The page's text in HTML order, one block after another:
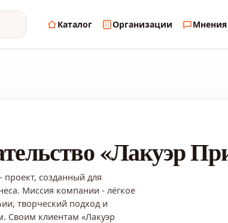
Каталог Организации Мнения
«Лакуэр
проект, созданный для
Миссия компании - лёгкое
творческий подход и
Своим клиентам «Лакуэр